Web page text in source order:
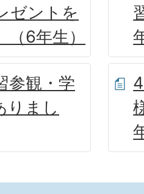
ゼントを
6年生）
参観・学
りまし